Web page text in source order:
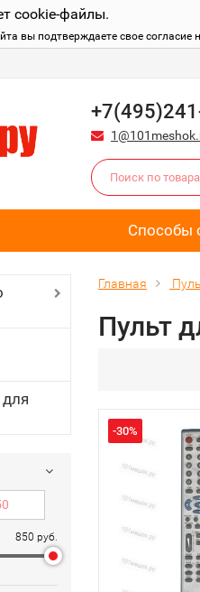
cookie-файлы.
вы подтверждаете свое
Способы
850 руб.
Главная
Пульт
-30%